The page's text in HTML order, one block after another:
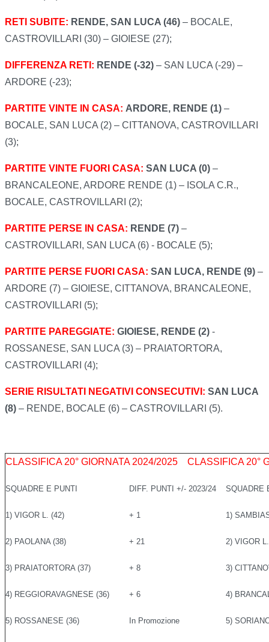
RETI SUBITE: RENDE, SAN LUCA (46) – BOCALE,
CASTROVILLARI (30) – GIOIESE (27);
DIFFERENZA RETI: RENDE (-32) – SAN LUCA (-29) –
ARDORE (-23);
PARTITE VINTE IN CASA: ARDORE, RENDE (1) –
BOCALE, SAN LUCA (2) – CITTANOVA, CASTROVILLARI
(3);
PARTITE VINTE FUORI CASA: SAN LUCA (0) –
BRANCALEONE, ARDORE RENDE (1) – ISOLA C.R.,
BOCALE, CASTROVILLARI (2);
PARTITE PERSE IN CASA: RENDE (7) –
CASTROVILLARI, SAN LUCA (6) - BOCALE (5);
PARTITE PERSE FUORI CASA: SAN LUCA, RENDE (9) –
ARDORE (7) – GIOIESE, CITTANOVA, BRANCALEONE,
CASTROVILLARI (5);
PARTITE PAREGGIATE: GIOIESE, RENDE (2) -
ROSSANESE, SAN LUCA (3) – PRAIATORTORA,
CASTROVILLARI (4);
SERIE RISULTATI NEGATIVI CONSECUTIVI: SAN LUCA
(8) – RENDE, BOCALE (6) – CASTROVILLARI (5).
CLASSIFICA 20° GIORNATA 2024/2025 CLASSIFICA 20°
SQUADRE E PUNTI DIFF. PUNTI +/- 2023/24 SQUADRE
1) VIGOR L. (42)
2) PAOLANA (38)
3) PRAIATORTORA (37)
4) REGGIORAVAGNESE (36)
5) ROSSANESE (36)
+ 1
+ 21
+ 8
+ 6
In Promozione
1)
2) VIGOR
3)
4)
5)